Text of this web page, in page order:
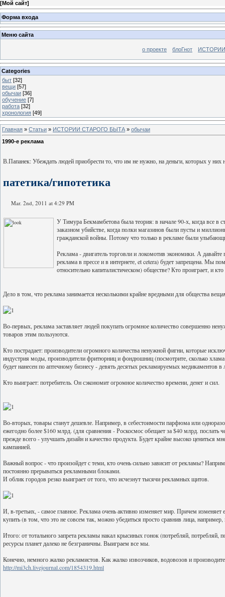
[Мой сайт]
Форма входа
Меню сайта
о проекте блоГнот
Categories
быт [32]
вещи [57]
обычаи [36]
обучение [7]
работа [32]
хронология [49]
Главная » Статьи » ИСТОРИИ СТАРОГО БЫТА » обычаи
1990-е реклама
В.Папанек: Убеждать людей приобрести то, что им не нужно, на деньги, которых у них
патетика/гипотетика
Mar. 2nd, 2011 at 4:29 PM
У Тимура Бекмамбетова была теория: в начале 90-х, когда все
заказном убийстве, когда полки магазинов были пусты и
гражданской войны. Потому что только в рекламе были
Реклама - двигатель торговли и локомотив экономики. А
реклама в прессе и в интернете, et cetera) будет запрещена. Мы
относительно капиталистическом) обществе? Кто проиграет, и
Дело в том, что реклама занимается несколькими крайне вредными для общества
Во-первых, реклама заставляет людей покупать огромное количество совершенно
товаров этим пользуются.
Кто пострадает: производители огромного количества ненужной фигни, которые
индустрия моды, производители фритюрниц и фондюшниц (посмотрите, сколько
будет нанесен по аптечному бизнесу - девять десятых рекламируемых
Кто выиграет: потребитель. Он сэкономит огромное количество времени, денег и сил.
Во-вторых, товары станут дешевле. Например, в себестоимости парфюма или
ежегодно более $160 млрд. (для сравнения - Роскосмос обещает за $40 млрд. послать
прежде всего - улучшать дизайн и качество продукта. Будет крайне высоко цениться
кампанией.
Важный вопрос - что произойдет с теми, кто очень сильно зависит от рекламы?
постоянно прерываться рекламными блоками.
И облик городов резко выиграет от того, что исчезнут тысячи рекламных щитов.
И, в-третьих, - самое главное. Реклама очень активно изменяет мир. Причем
купить (в том, что это не совсем так, можно убедиться просто сравнив лица,
Итого: от тотального запрета рекламы накал крысиных гонок (потребляй,
ресурсы планет далеко не безграничны. Выиграем все мы.
Конечно, немного жалко рекламистов. Как жалко извозчиков, водовозов и
http://mi3ch.livejournal.com/1854319.html